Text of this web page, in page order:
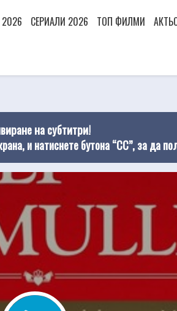
СЕРИАЛИ 2026 ТОП ФИЛМИ
на субтитри!
и натиснете бутона “CC”, за да